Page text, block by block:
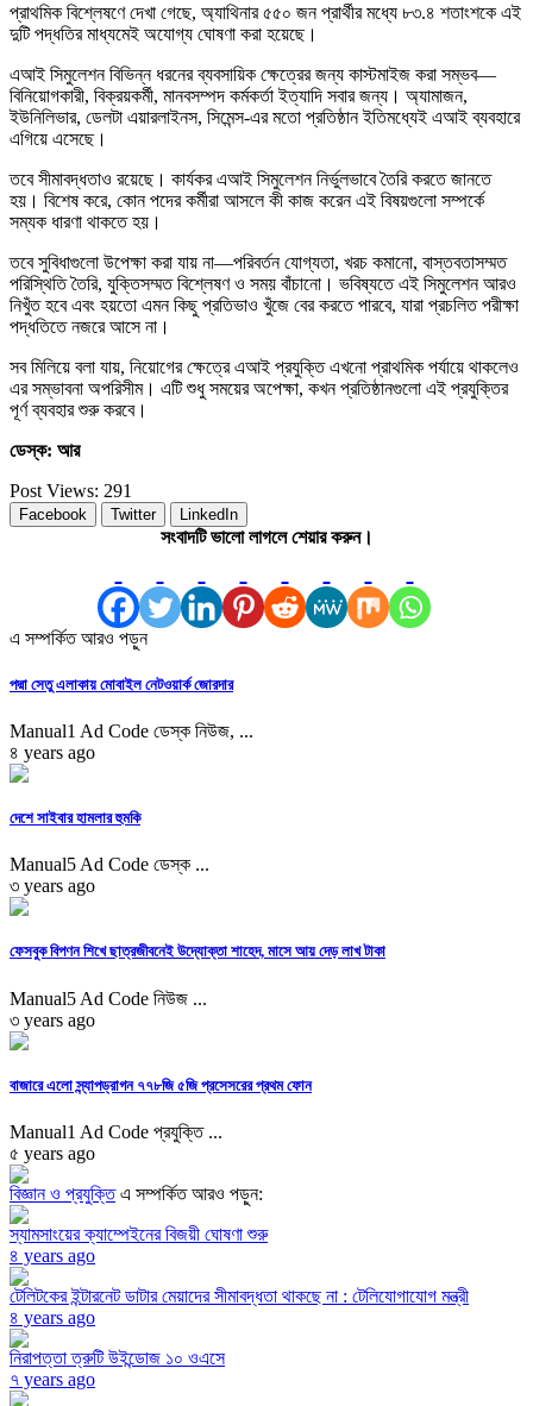
প্রাথমিক বিশ্লেষণে দেখা গেছে, অ্যাথিনার ৫৫০ জন প্রার্থীর মধ্যে ৮৩.৪ শতাংশকে এই
দুটি পদ্ধতির মাধ্যমেই অযোগ্য ঘোষণা করা হয়েছে।
এআই সিমুলেশন বিভিন্ন ধরনের ব্যবসায়িক ক্ষেত্রের জন্য কাস্টমাইজ করা সম্ভব—
বিনিয়োগকারী, বিক্রয়কর্মী, মানবসম্পদ কর্মকর্তা ইত্যাদি সবার জন্য। অ্যামাজন,
ইউনিলিভার, ডেলটা এয়ারলাইনস, সিমেন্স-এর মতো প্রতিষ্ঠান ইতিমধ্যেই এআই ব্যবহারে
এগিয়ে এসেছে।
তবে সীমাবদ্ধতাও রয়েছে। কার্যকর এআই সিমুলেশন নির্ভুলভাবে তৈরি করতে জানতে
হয়। বিশেষ করে, কোন পদের কর্মীরা আসলে কী কাজ করেন এই বিষয়গুলো সম্পর্কে
সম্যক ধারণা থাকতে হয়।
তবে সুবিধাগুলো উপেক্ষা করা যায় না—পরিবর্তন যোগ্যতা, খরচ কমানো, বাস্তবতাসম্মত
পরিস্থিতি তৈরি, যুক্তিসম্মত বিশ্লেষণ ও সময় বাঁচানো। ভবিষ্যতে এই সিমুলেশন আরও
নিখুঁত হবে এবং হয়তো এমন কিছু প্রতিভাও খুঁজে বের করতে পারবে, যারা প্রচলিত পরীক্ষা
পদ্ধতিতে নজরে আসে না।
সব মিলিয়ে বলা যায়, নিয়োগের ক্ষেত্রে এআই প্রযুক্তি এখনো প্রাথমিক পর্যায়ে থাকলেও
এর সম্ভাবনা অপরিসীম। এটি শুধু সময়ের অপেক্ষা, কখন প্রতিষ্ঠানগুলো এই প্রযুক্তির
পূর্ণ ব্যবহার শুরু করবে।
ডেস্ক: আর
Post Views: 291
Facebook Twitter LinkedIn
সংবাদটি ভালো লাগলে শেয়ার করুন।
এ সম্পর্কিত আরও পড়ুন
পদ্মা সেতু এলাকায় মোবাইল নেটওয়ার্ক জোরদার
Manual1 Ad Code ডেস্ক নিউজ, ...
৪ years ago
দেশে সাইবার হামলার হুমকি
Manual5 Ad Code ডেস্ক ...
৩ years ago
ফেসবুক বিপণন শিখে ছাত্রজীবনেই উদ্যোক্তা শাহেদ, মাসে আয় দেড় লাখ টাকা
Manual5 Ad Code নিউজ ...
৩ years ago
বাজারে এলো স্ন্যাপড্রাগন ৭৭৮জি ৫জি প্রসেসরের প্রথম ফোন
Manual1 Ad Code প্রযুক্তি ...
৫ years ago
বিজ্ঞান ও প্রযুক্তিএ সম্পর্কিত আরও পড়ুন:
স্যামসাংয়ের ক্যাম্পেইনের বিজয়ী ঘোষণা শুরু
৪ years ago
টেলিটকের ইন্টারনেট ডাটার মেয়াদের সীমাবদ্ধতা থাকছে না : টেলিযোগাযোগ মন্ত্রী
৪ years ago
নিরাপত্তা ত্রুটি উইন্ডোজ ১০ ওএসে
৭ years ago